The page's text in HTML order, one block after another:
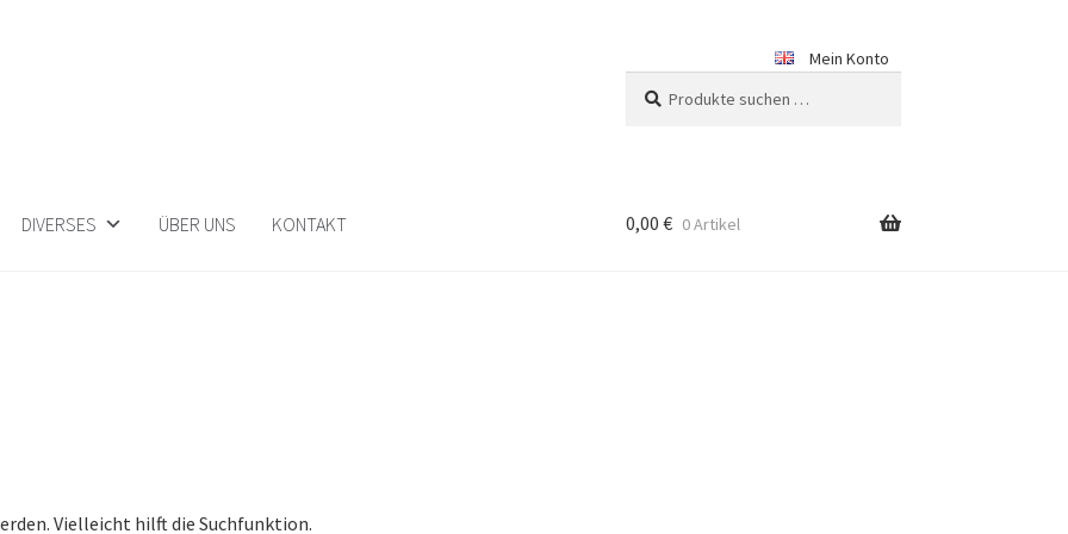
Mein Konto
nach:
DIVERSES ÜBER UNS KONTAKT 0,00 € 0 Artikel
Vielleicht hilft die Suchfunktion.